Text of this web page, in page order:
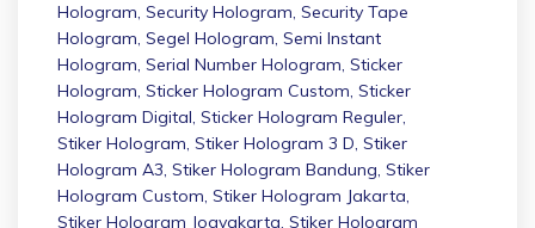
Hologram, Security Hologram, Security Tape
Hologram, Segel Hologram, Semi Instant
Hologram, Serial Number Hologram, Sticker
Hologram, Sticker Hologram Custom, Sticker
Hologram Digital, Sticker Hologram Reguler,
Stiker Hologram, Stiker Hologram 3 D, Stiker
Hologram A3, Stiker Hologram Bandung, Stiker
Hologram Custom, Stiker Hologram Jakarta,
Stiker Hologram Jogyakarta, Stiker Hologram